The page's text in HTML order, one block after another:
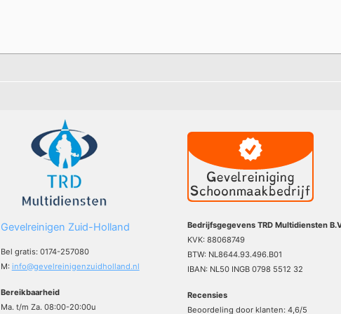
Gevelreinigen Zuid-Holland
Bel gratis: 0174-257080
M: info@gevelreinigenzuidholland.nl
Bereikbaarheid
Ma. t/m Za. 08:00-20:00u
Bedrijfsgegevens TRD Multidiensten
KVK: 88068749
BTW: NL8644.93.496.B01
IBAN: NL50 INGB 0798 5512 32
Recensies
Beoordeling door klanten: 4,6/5